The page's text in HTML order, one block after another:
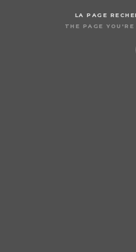
LA PAGE
THE PAGE